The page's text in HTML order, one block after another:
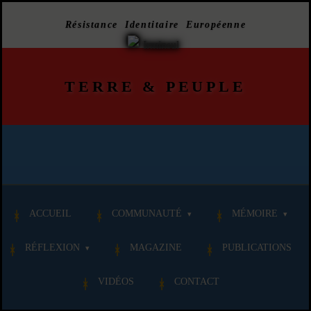
Résistance Identitaire Européenne
TERRE & PEUPLE
ACCUEIL COMMUNAUTÉ MÉMOIRE
RÉFLEXION MAGAZINE PUBLICATIONS
VIDÉOS CONTACT